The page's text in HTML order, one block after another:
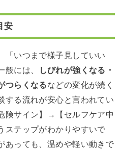
安
「いつまで様子見していい
には、
しびれが強くなる・
つらくなるなどの変化が続く
する流れが安心と言われてい
険サイン】→【セルフケア中
ステップがわかりやすいで
あっても、温めや軽い動きで